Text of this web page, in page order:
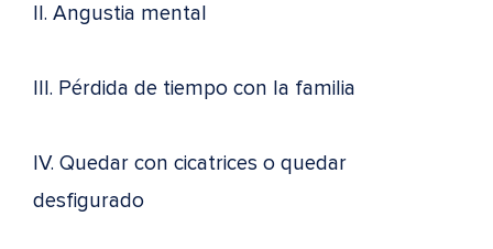
II. Angustia mental
III. Pérdida de tiempo con la familia
IV. Quedar con cicatrices o quedar
desfigurado